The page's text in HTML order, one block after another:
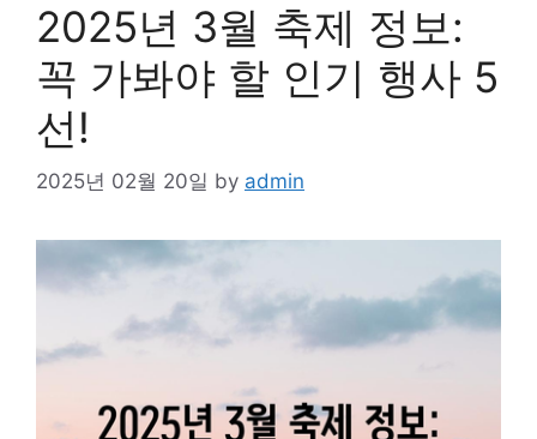
2025년 3월 축제 정보:
꼭 가봐야 할 인기 행사 5
선!
2025년 02월 20일 by admin